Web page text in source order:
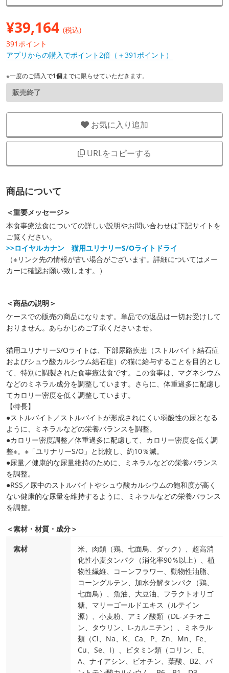
¥39,164 (税込)
391ポイント
アプリからの購入でポイント2倍（＋391ポイント）
※一度のご購入で1個までに限らせていただきます。
販売終了
お気に入り追加
URLをコピーする
商品について
＜重要メッセージ＞
本食事療法食についての詳しい説明やお問い合わせは下記サイトを
ご覧ください。
>>ロイヤルカナン 猫用ユリナリーS/Oライトドライ
（※リンク先の情報が古い場合がございます。詳細についてはメー
カーに確認お願い致します。）
＜商品の説明＞
ケースでの販売の商品になります。単品での返品は一切お受けして
おりません。あらかじめご了承くださいませ。
猫用ユリナリーS/Oライトは、下部尿路疾患（ストルバイト結石症
およびシュウ酸カルシウム結石症）の猫に給与することを目的とし
て、特別に調製された食事療法食です。この食事は、マグネシウム
などのミネラル成分を調整しています。さらに、体重過多に配慮し
てカロリー密度を低く調整しています。
【特長】
●ストルバイト／ストルバイトが形成されにくい弱酸性の尿となる
ように、ミネラルなどの栄養バランスを調整。
●カロリー密度調整／体重過多に配慮して、カロリー密度を低く調
整※。※「ユリナリーS/O」と比較し、約10％減。
●尿量／健康的な尿量維持のために、ミネラルなどの栄養バランス
を調整。
●RSS／尿中のストルバイトやシュウ酸カルシウムの飽和度が高く
ない健康的な尿量を維持するように、ミネラルなどの栄養バランス
を調整。
＜素材・材質・成分＞
素材
米、肉類（鶏、七面鳥、ダック）、超高消
化性小麦タンパク（消化率90％以上）、植
物性繊維、コーンフラワー、動物性油脂、
コーングルテン、加水分解タンパク（鶏、
七面鳥）、魚油、大豆油、フラクトオリゴ
糖、マリーゴールドエキス（ルテイン
源）、小麦粉、アミノ酸類（DL‐メチオニ
ン、タウリン、L‐カルニチン）、ミネラル
類（Cl、Na、K、Ca、P、Zn、Mn、Fe、
Cu、Se、I）、ビタミン類（コリン、E、
A、ナイアシン、ビオチン、葉酸、B2、パ